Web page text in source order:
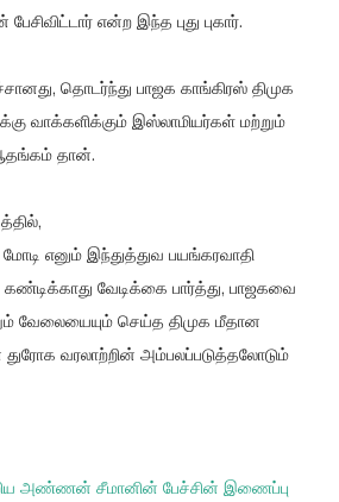
என்ற இந்த புது புகார்.
தொடர்ந்து பாஜக காங்கிரஸ் திமுக
வாக்களிக்கும் இஸ்லாமியர்கள் மற்றும்
தான்.
எனும் இந்துத்துவ பயங்கரவாதி
வேடிக்கை பார்த்து, பாஜகவை
வேலையையும் செய்த திமுக மீதான
வரலாற்றின் அம்பலப்படுத்தலோடும்
அண்ணன் சீமானின் பேச்சின் இணைப்பு